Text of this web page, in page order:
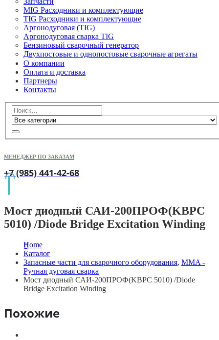
MIG Расходники и комплектующие
TIG Расходники и комплектующие
Аргонодуговая (TIG)
Аргонодуговая сварка TIG
Бензиновый сварочный генератор
Двухпостовые и однопостовые сварочные агрегаты
О компании
Оплата и доставка
Партнеры
Контакты
МЕНЕДЖЕР ПО ЗАКАЗАМ
+7 (985) 441-42-68
Мост диодный САИ-200ПРОФ(KBPC
5010) /Diode Bridge Excitation Winding
Home
Каталог
Запасные части для сварочного оборудования, MMA -
Ручная дуговая сварка
Мост диодный САИ-200ПРОФ(KBPC 5010) /Diode
Bridge Excitation Winding
Похожие